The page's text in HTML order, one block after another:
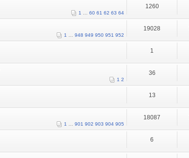
1 60 61 62 63 64
1260
1 948 949 950 951 952
19028
1
1 2
36
13
1 901 902 903 904 905
18087
6